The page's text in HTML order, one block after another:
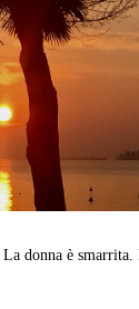
La donna è